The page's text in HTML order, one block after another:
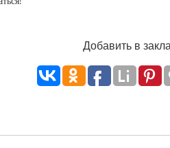
Добавить в